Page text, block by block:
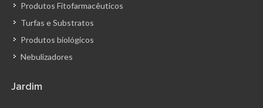
Produtos Fitofarmacêuticos
Turfas e Substratos
Produtos biológicos
Nebulizadores
Jardim